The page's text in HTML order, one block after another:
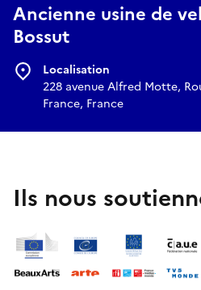
Ancienne usine de
Bossut
Localisation
228 avenue Alfred Motte,
France, France
Ils nous